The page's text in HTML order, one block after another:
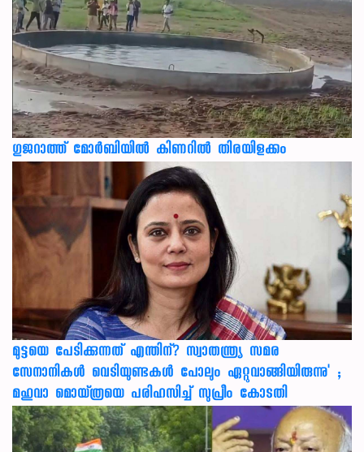
ഗുജറാത്ത് മോർബിയിൽ കിണറിൽ തിരയിളക്കം
മുട്ടയെ പേടിക്കുന്നത് എന്തിന്? സ്വാതന്ത്ര്യ സമര
സേനാനികൾ വെടിയുണ്ടകൾ പോലും ഏറ്റുവാങ്ങിയിരുന്നു' ;
മഹുവാ മൊയ്ത്രയെ പരിഹസിച്ച് സുപ്രീം കോടതി